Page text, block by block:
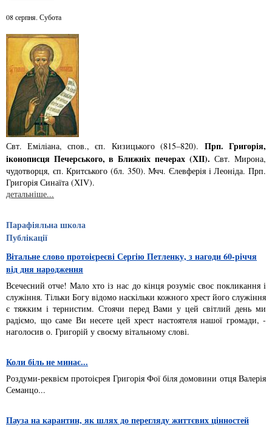
08 серпня. Субота
Свт. Емiлiана, спов., єп. Кизицького (815–820). Прп. Григорiя,
iконописця Печер­ського, в Ближнiх печерах (ХІІ). Свт. Мирона,
чудотворця, єп. Критського­ (бл. 350). Мчч. Єлев­ферiя i Леонiда. Прп.
Григорiя Синаїта (ХІV).
детальніше...
Парафіяльна школа
Публікації
Вітальне слово протоієреєві Сергію Петленку, з нагоди 60-річчя
від дня народження
Всечесний отче! Мало хто із нас до кінця розуміє своє покликання і
служіння. Тільки Богу відомо наскільки кожного хрест його служіння
є тяжким і тернистим. Стоячи перед Вами у цей світлий день ми
радіємо, що саме Ви несете цей хрест настоятеля нашої громади, -
наголосив о. Григорій у своєму вітальному слові.
Коли біль не минає...
Роздуми-реквієм протоієрея Григорія Фої біля домовини отця Валерія
Семанцо...
Пауза на карантин, як шлях до перегляду життєвих цінностей